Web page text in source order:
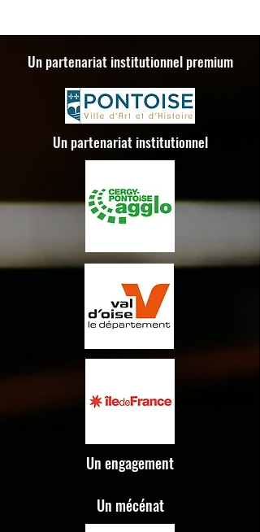
Un partenariat institutionnel premium
Un partenariat institutionnel
Un engagement
Un mécénat